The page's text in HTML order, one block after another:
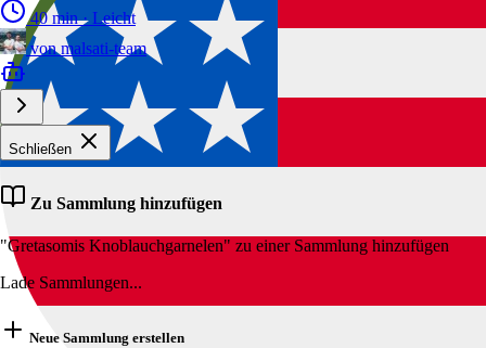
40 min · Leicht
von malsati-team
Schließen
Zu Sammlung hinzufügen
"Gretasomis Knoblauchgarnelen" zu einer Sammlung hinzufügen
Lade Sammlungen...
Neue Sammlung erstellen